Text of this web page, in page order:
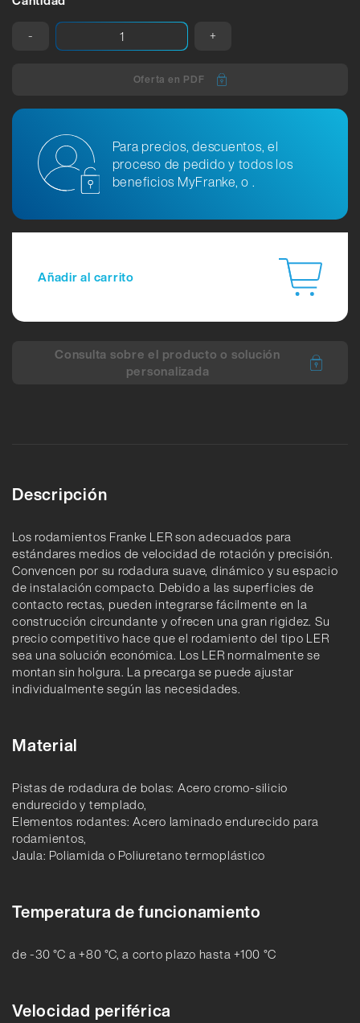
- +
Oferta en PDF
Para precios, descuentos, el
proceso de pedido y todos los
beneficios MyFranke, o .
Añadir al carrito
Consulta sobre el producto o solución
personalizada
Descripción
Los rodamientos Franke LER son adecuados para
estándares medios de velocidad de rotación y precisión.
Convencen por su rodadura suave, dinámico y su espacio
de instalación compacto. Debido a las superficies de
contacto rectas, pueden integrarse fácilmente en la
construcción circundante y ofrecen una gran rigidez. Su
precio competitivo hace que el rodamiento del tipo LER
sea una solución económica. Los LER normalmente se
montan sin holgura. La precarga se puede ajustar
individualmente según las necesidades.
Material
Pistas de rodadura de bolas: Acero cromo-silicio
endurecido y templado,
Elementos rodantes: Acero laminado endurecido para
rodamientos,
Jaula: Poliamida o Poliuretano termoplástico
Temperatura de funcionamiento
de -30 °C a +80 °C, a corto plazo hasta +100 °C
Velocidad periférica